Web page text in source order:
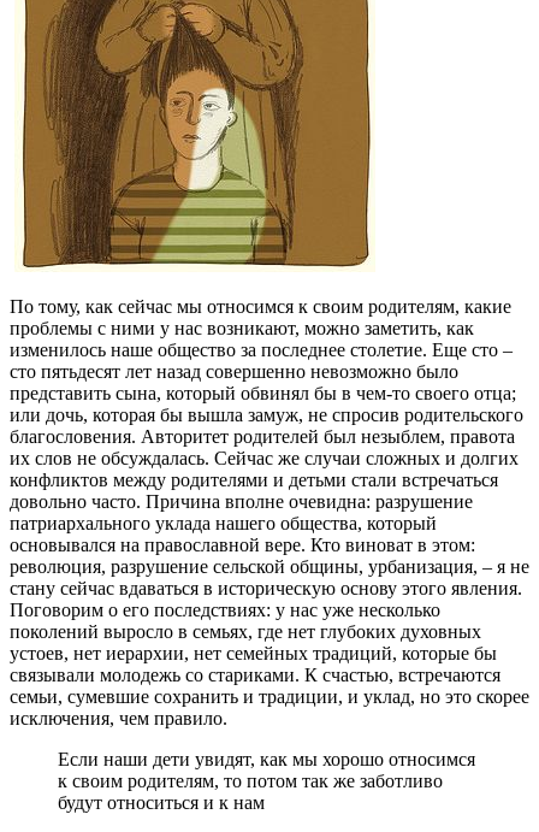
По тому, как сейчас мы относимся к своим родителям, какие
проблемы с ними у нас возникают, можно заметить, как
изменилось наше общество за последнее столетие. Еще сто ‒
сто пятьдесят лет назад совершенно невозможно было
представить сына, который обвинял бы в чем-то своего отца;
или дочь, которая бы вышла замуж, не спросив родительского
благословения. Авторитет родителей был незыблем, правота
их слов не обсуждалась. Сейчас же случаи сложных и долгих
конфликтов между родителями и детьми стали встречаться
довольно часто. Причина вполне очевидна: разрушение
патриархального уклада нашего общества, который
основывался на православной вере. Кто виноват в этом:
революция, разрушение сельской общины, урбанизация, ‒ я не
стану сейчас вдаваться в историческую основу этого явления.
Поговорим о его последствиях: у нас уже несколько
поколений выросло в семьях, где нет глубоких духовных
устоев, нет иерархии, нет семейных традиций, которые бы
связывали молодежь со стариками. К счастью, встречаются
семьи, сумевшие сохранить и традиции, и уклад, но это скорее
исключения, чем правило.
Если наши дети увидят, как мы хорошо относимся
к своим родителям, то потом так же заботливо
будут относиться и к нам